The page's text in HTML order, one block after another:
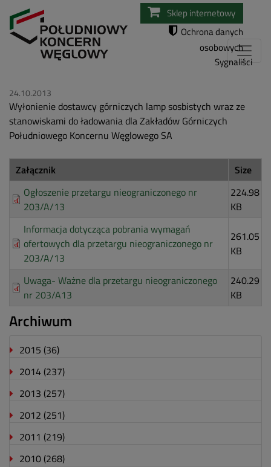
Przejdź
do
Sklep internetowy
Ochrona danych
osobowych
Sygnaliści
24.10.2013
Wyłonienie dostawcy górniczych lamp sosbistych wraz ze
stanowiskami do ładowania dla Zakładów Górniczych
Południowego Koncernu Węglowego SA
Załącznik
Size
Ogłoszenie przetargu nieograniczonego nr
203/A/13
224.98
KB
Informacja dotycząca pobrania wymagań
ofertowych dla przetargu nieograniczonego nr
203/A/13
261.05
KB
Uwaga- Ważne dla przetargu nieograniczonego
nr 203/A13
240.29
KB
Archiwum
2015 (36)
2014 (237)
2013 (257)
2012 (251)
2011 (219)
2010 (268)